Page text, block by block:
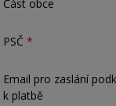
Část obce
PSČ
Email pro zaslání
k platbě